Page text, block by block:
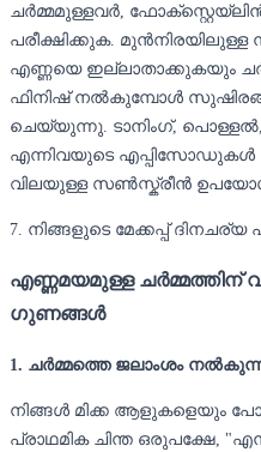
ചർമ്മമുള്ളവർ,
പരീക്ഷിക്കുക.
എണ്ണയെ ഇല്ലാതാക്കുകയും
ഫിനിഷ് നൽകുമ്പോൾ
ചെയ്യുന്നു. ടാനിംഗ്,
എന്നിവയുടെ എപ്പിസോഡുകൾ
വിലയുള്ള സൺസ്ക്രീൻ
7. നിങ്ങളുടെ മേക്കപ്പ് ദിനചര്യ
എണ്ണമയമുള്ള ചർമ്മത്തിന്
ഗുണങ്ങൾ
1. ചർമ്മത്തെ ജലാംശം
നിങ്ങൾ മിക്ക ആളുകളെയും
പ്രാഥമിക ചിന്ത ഒരുപക്ഷേ,